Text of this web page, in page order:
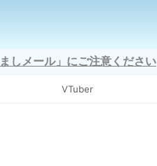
しメール」にご注意ください
VTuber